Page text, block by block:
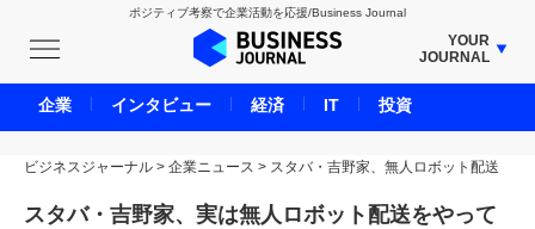
ポジティブ考察で企業活動を応援/Business Journal
YOUR
JOURNAL
BUSINESS JOURNAL
UNICORN JOURNAL
CARBON CREDITS JOURNAL
IVS JOURNAL
ビジネスジャーナル > 企業ニュース > スタバ・吉野家、無人ロボット配送
スタバ・吉野家、実は無人ロボット配送をやって
企業 インタビュー 経済 IT 投資